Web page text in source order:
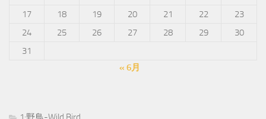
17
18 19 20 21 22
23
24
25 26 27 28 29
30
31
« 6月